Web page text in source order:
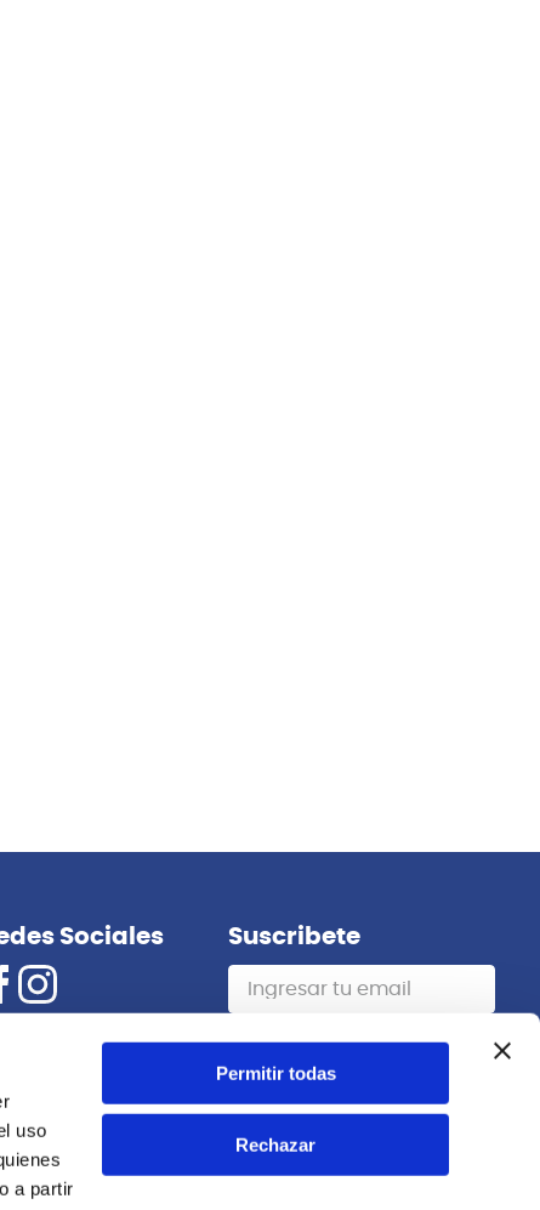
uso
a partir
Permitir todas
Rechazar
Sociales Suscribete
Suscribirme